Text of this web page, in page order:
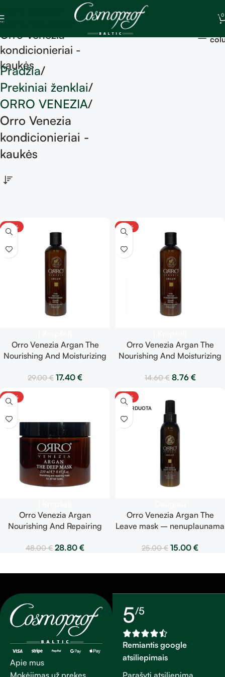
Skip to main content
0
Orro Venezia
kondicionieriai -
kaukės
Pradžia
Prekiniai ženklai
ORRO VENEZIA
Orro Venezia
kondicionieriai -
kaukės
-40%
Orro Venezia Argan The
Nourishing And Moisturizing
drėkinantis kondicionierius
29.00€ 17.40 €
-40%
Orro Venezia Argan The
Nourishing And Moisturizing
drėkinantis kondicionierius
14.60€ 8.76 €
-40%
Orro Venezia Argan
Nourishing And Repairing
atstatomoji kaukė 250 ml
48.00€ 28.80 €
-40%
IŠPARDUOTA
Orro Venezia Argan The
Leave mask – nenuplaunama
25.00€ 15.00 €
Apie mus
5/5
Remiantis google
atsiliepimais
Parašyti atsiliepimą